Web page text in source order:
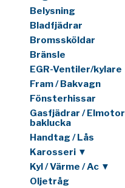
Belysning
Bladfjädrar
Bromssköldar
Bränsle
EGR-Ventiler/kylare
Fram / Bakvagn
Fönsterhissar
Gasfjädrar / Elmotor
baklucka
Handtag / Lås
Karosseri ▼
Kyl / Värme / Ac ▼
Oljetråg